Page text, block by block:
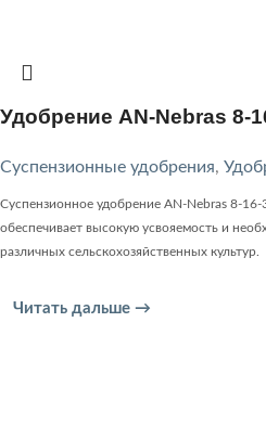
Удобрение AN-Nebras 8-
Суспензионные удобрения,
Суспензионное удобрение AN-Nebras 8-16-
обеспечивает высокую усвояемость и
различных сельскохозяйственных культур.
Читать дальше →